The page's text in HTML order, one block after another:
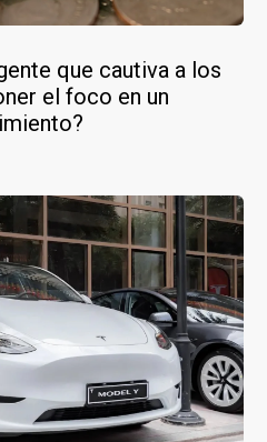
que cautiva a los
el foco en un